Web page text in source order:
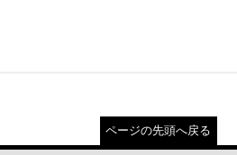
ページの先頭へ戻る